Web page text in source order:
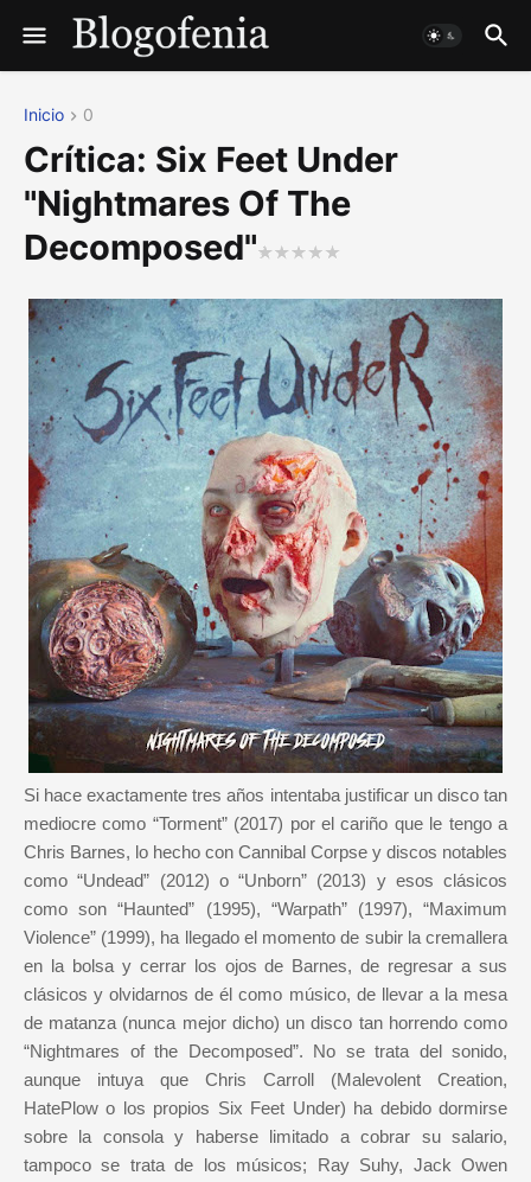
Inicio 0
Crítica: Six Feet Under
"Nightmares Of The
Decomposed"
Si hace exactamente tres años intentaba justificar un disco tan
mediocre como “Torment” (2017) por el cariño que le tengo a
Chris Barnes, lo hecho con Cannibal Corpse y discos notables
como “Undead” (2012) o “Unborn” (2013) y esos clásicos
como son “Haunted” (1995), “Warpath” (1997), “Maximum
Violence” (1999), ha llegado el momento de subir la cremallera
en la bolsa y cerrar los ojos de Barnes, de regresar a sus
clásicos y olvidarnos de él como músico, de llevar a la mesa
de matanza (nunca mejor dicho) un disco tan horrendo como
“Nightmares of the Decomposed”. No se trata del sonido,
aunque intuya que Chris Carroll (Malevolent Creation,
HatePlow o los propios Six Feet Under) ha debido dormirse
sobre la consola y haberse limitado a cobrar su salario,
tampoco se trata de los músicos; Ray Suhy, Jack Owen